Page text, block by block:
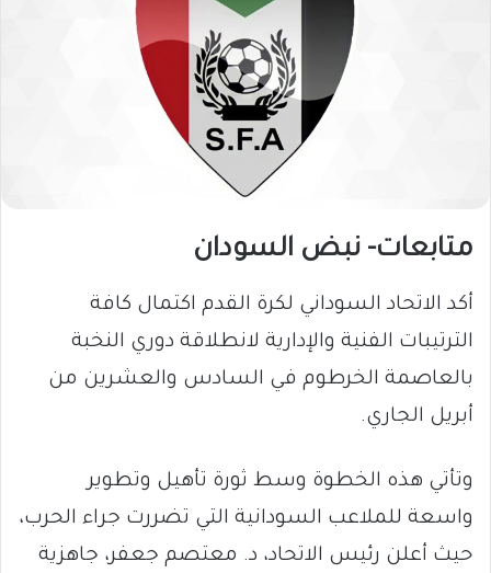
متابعات- نبض السودان
أكد الاتحاد السوداني لكرة القدم اكتمال كافة
الترتيبات الفنية والإدارية لانطلاقة دوري النخبة
بالعاصمة الخرطوم في السادس والعشرين من
أبريل الجاري.
وتأتي هذه الخطوة وسط ثورة تأهيل وتطوير
واسعة للملاعب السودانية التي تضررت جراء الحرب،
حيث أعلن رئيس الاتحاد، د. معتصم جعفر، جاهزية